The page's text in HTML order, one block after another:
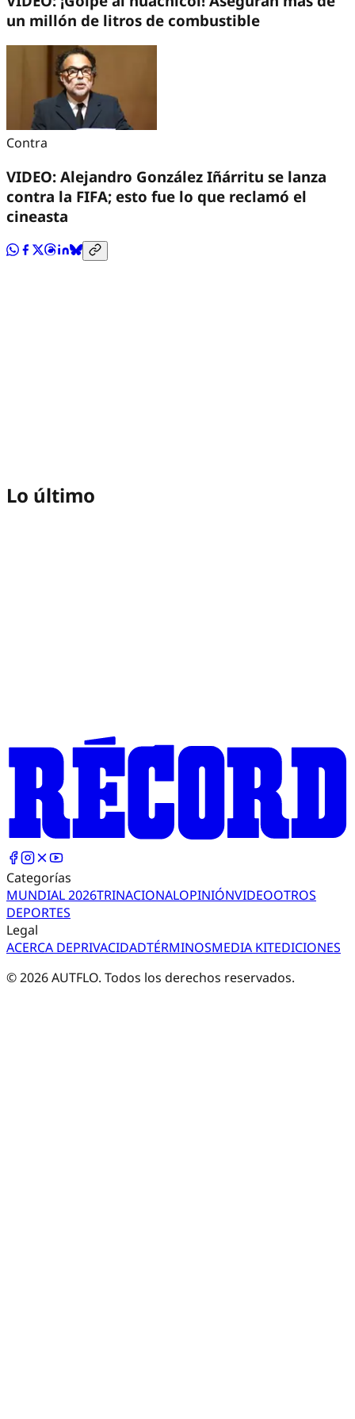
un millón de litros de combustible
Contra
VIDEO: Alejandro González Iñárritu se lanza
contra la FIFA; esto fue lo que reclamó el
cineasta
Lo último
Categorías
MUNDIAL 2026TRINACIONALOPINIÓNVIDEOOTROS
DEPORTES
Legal
ACERCA DEPRIVACIDADTÉRMINOSMEDIA KITEDICIONES
©2026AUTFLO. Todos los derechos reservados.